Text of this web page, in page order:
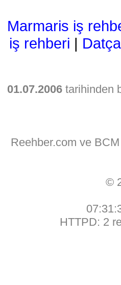
Marmaris iş
iş rehberi |
01.07.2006tarihinden
Reehber.com ve
©
HTTPD: 2